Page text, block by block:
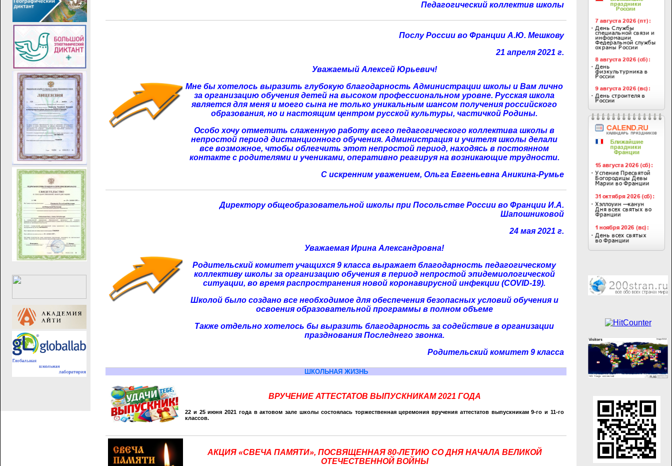
Педагогический коллектив школы
Послу России во Франции А.Ю. Мешкову
21 апреля 2021 г.
Уважаемый Алексей Юрьевич!
Мне бы хотелось выразить глубокую благодарность Администрации школы и Вам лично
за организацию обучения детей на высоком профессиональном уровне. Русская школа
является для меня и моего сына не только уникальным шансом получения российского
образования, но и настоящим центром русской культуры, частичкой Родины.
Особо хочу отметить слаженную работу всего педагогического коллектива школы в
непростой период дистанционного обучения. Администрация и учителя школы делали
все возможное, чтобы облегчить этот непростой период, находясь в постоянном
контакте с родителями и учениками, оперативно реагируя на возникающие трудности.
С искренним уважением, Ольга Евгеньевна Аникина-Румье
Директору общеобразовательной школы при Посольстве России во Франции И.А.
Шапошниковой
24 мая 2021 г.
Уважаемая Ирина Александровна!
Родительский комитет учащихся 9 класса выражает благодарность педагогическому
коллективу школы за организацию обучения в период непростой эпидемиологической
ситуации, во время распространения новой коронавирусной инфекции (COVID-19).
Школой было создано все необходимое для обеспечения безопасных условий обучения и
освоения образовательной программы в полном объеме
Также отдельно хотелось бы выразить благодарность за содействие в организации
празднования Последнего звонка.
Родительский комитет 9 класса
ШКОЛЬНАЯ ЖИЗНЬ
ВРУЧЕНИЕ АТТЕСТАТОВ ВЫПУСКНИКАМ 2021 ГОДА
22 и 25 июня 2021 года в актовом зале школы состоялась торжественная церемония вручения аттестатов выпускникам 9-го и 11-го
классов.
АКЦИЯ «СВЕЧА ПАМЯТИ», ПОСВЯЩЕННАЯ 80-ЛЕТИЮ СО ДНЯ НАЧАЛА ВЕЛИКОЙ
ОТЕЧЕСТВЕННОЙ ВОЙНЫ